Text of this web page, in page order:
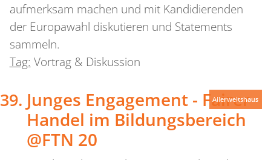
aufmerksam machen und mit Kandidierenden
der Europawahl diskutieren und Statements
sammeln.
Tag: Vortrag & Diskussion
Junges Engagement - Fairer
Handel im Bildungsbereich
@FTN 20
Allerweltshaus